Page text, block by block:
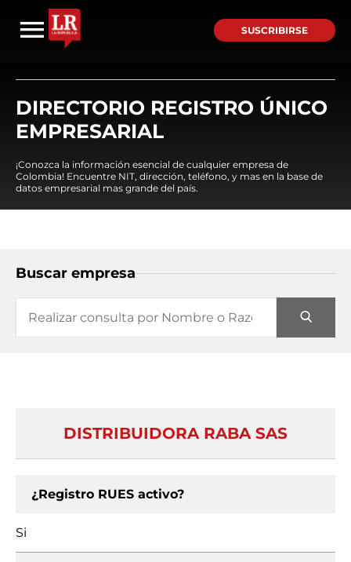
SUSCRIBIRSE
DIRECTORIO REGISTRO ÚNICO
EMPRESARIAL
¡Conozca la información esencial de cualquier empresa de
Colombia! Encuentre NIT, dirección, teléfono, y mas en la base de
datos empresarial mas grande del país.
Buscar empresa
DISTRIBUIDORA RABA SAS
¿Registro RUES activo?
Si